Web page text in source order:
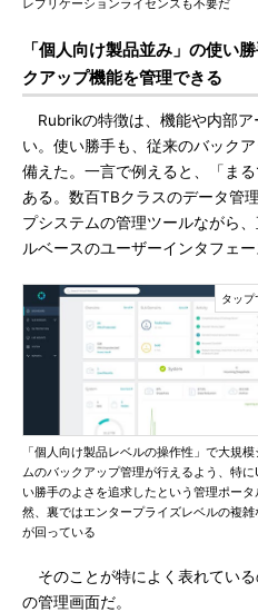
レプリケーションライセンスも不要だ
「個人向け製品並み」の使い
クアップ機能を管理できる
Rubrikの特徴は、機能や内部ア
い。使い勝手も、従来のバック
備えた。一言で例えると、「ま
ある。数百TBクラスのデータ管
プシステムの管理ツールながら
ルベースのユーザーインタフェ
「個人向け製品レベルの操作性」で大規模
ムのバックアップ管理が行えるよう、特に
い勝手のよさを追求したという管理ポータ
然、裏ではエンタープライズレベルの複雑
が回っている
そのことが特によく表れてい
の管理画面だ。